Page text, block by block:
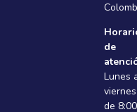
de
Lunes
viernes
de 8:00